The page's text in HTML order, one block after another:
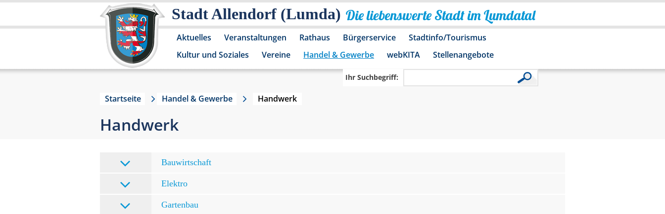
Stadt Allendorf (Lumda) Die liebenswerte Stadt im Lumdatal
Aktuelles Veranstaltungen Rathaus Bürgerservice
Stadtinfo/Tourismus
Kultur und Soziales
Vereine Handel & Gewerbe webKITA Stellenangebote
Ihr Suchbegriff:
Startseite Handel & Gewerbe Handwerk
Handwerk
Bauwirtschaft
Elektro
Gartenbau